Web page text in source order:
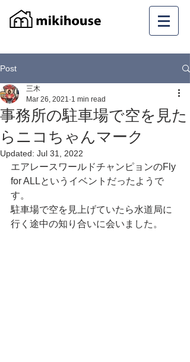
Post
事務所の駐車場で空を見た
らニコちゃんマーク
三木
Mar 26, 2021 1 min read
Updated: Jul 31, 2022
エアレースワールドチャンピョンのFly
for ALLというイベントだったようで
す。
駐車場で空を見上げていたら水道局に
行く途中の知り合いに会いました。